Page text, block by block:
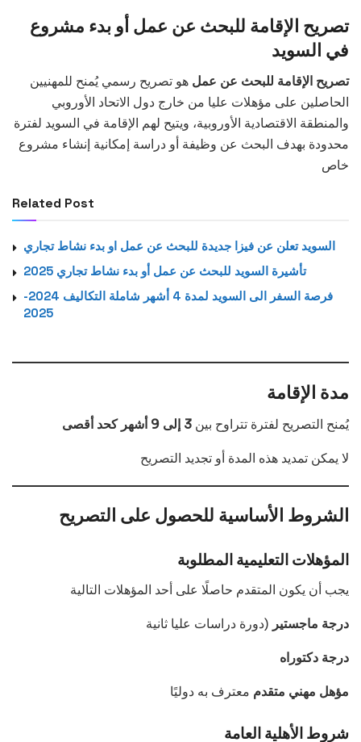
تصريح الإقامة للبحث عن عمل أو بدء مشروع
في السويد
تصريح الإقامة للبحث عن عمل هو تصريح رسمي يُمنح للمهنيين
الحاصلين على مؤهلات عليا من خارج دول الاتحاد الأوروبي
والمنطقة الاقتصادية الأوروبية، ويتيح لهم الإقامة في السويد لفترة
محدودة بهدف البحث عن وظيفة أو دراسة إمكانية إنشاء مشروع
خاص
Related Post
السويد تعلن عن فيزا جديدة للبحث عن عمل او بدء نشاط تجاري
تأشيرة السويد للبحث عن عمل أو بدء نشاط تجاري 2025
فرصة السفر الى السويد لمدة 4 أشهر شاملة التكاليف 2024-
2025
مدة الإقامة
يُمنح التصريح لفترة تتراوح بين 3 إلى 9 أشهر كحد أقصى
لا يمكن تمديد هذه المدة أو تجديد التصريح
الشروط الأساسية للحصول على التصريح
المؤهلات التعليمية المطلوبة
يجب أن يكون المتقدم حاصلًا على أحد المؤهلات التالية
درجة ماجستير (دورة دراسات عليا ثانية
درجة دكتوراه
مؤهل مهني متقدم معترف به دوليًا
شروط الأهلية العامة